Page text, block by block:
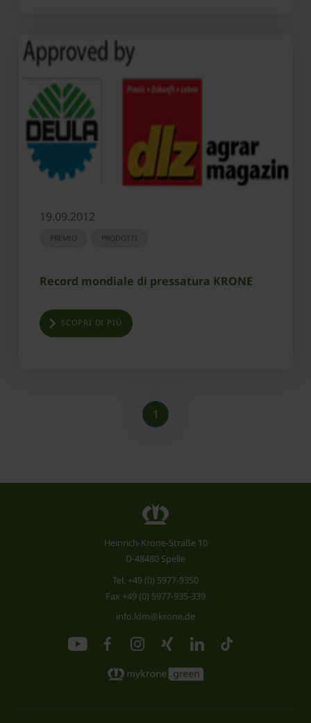
19.09.2012
PREMIO PRODOTTI
Record mondiale di pressatura KRONE
SCOPRI DI PIÙ
1
Heinrich-Krone-Straße 10
D-48480 Spelle
Tel. +49 (0) 5977-9350
Fax +49 (0) 5977-935-339
info.ldm@krone.de